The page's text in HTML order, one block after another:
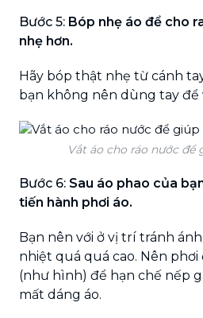
Bước 5: Bóp nhẹ áo để cho
nhẹ hơn.
Hãy bóp thật nhẹ từ cánh
bạn không nên dùng tay để
Vắt áo cho ráo nước để
Bước 6: Sau áo phao của
tiến hành phơi áo.
Bạn nên với ở vị trí tránh
nhiệt quá quá cao. Nên
(như hình) để hạn chế nếp
mất dáng áo.